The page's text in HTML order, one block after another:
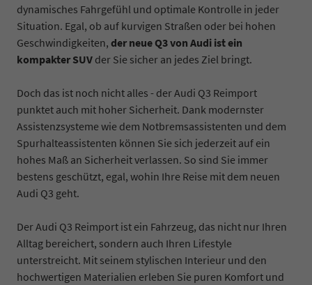
dynamisches Fahrgefühl und optimale Kontrolle in jeder
Situation. Egal, ob auf kurvigen Straßen oder bei hohen
Geschwindigkeiten, der neue Q3 von Audi ist ein
kompakter SUV der Sie sicher an jedes Ziel bringt.
Doch das ist noch nicht alles - der Audi Q3 Reimport
punktet auch mit hoher Sicherheit. Dank modernster
Assistenzsysteme wie dem Notbremsassistenten und dem
Spurhalteassistenten können Sie sich jederzeit auf ein
hohes Maß an Sicherheit verlassen. So sind Sie immer
bestens geschützt, egal, wohin Ihre Reise mit dem neuen
Audi Q3 geht.
Der Audi Q3 Reimport ist ein Fahrzeug, das nicht nur Ihren
Alltag bereichert, sondern auch Ihren Lifestyle
unterstreicht. Mit seinem stylischen Interieur und den
hochwertigen Materialien erleben Sie puren Komfort und